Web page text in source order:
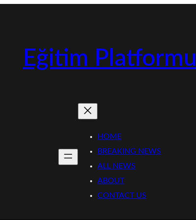
Eğitim Platformu
HOME
BREAKING NEWS
ALL NEWS
ABOUT
CONTACT US